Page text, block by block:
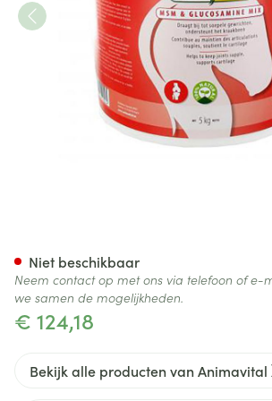
€ 124,18
Niet beschikbaar
Neem contact op met ons via telefoon of e-
we samen de mogelijkheden.
Bekijk alle producten van Animavital